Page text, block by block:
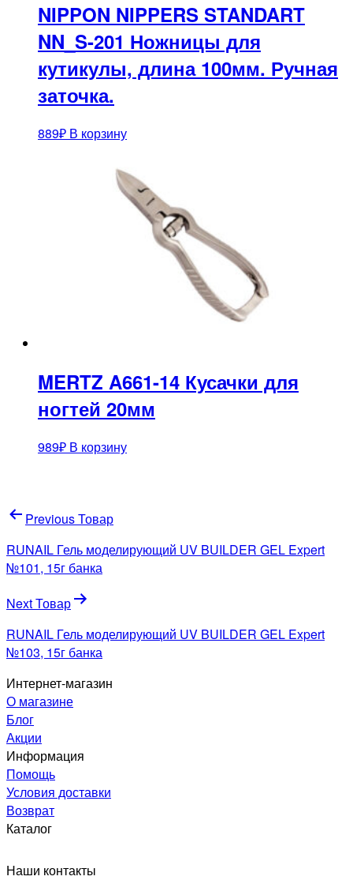
NIPPON NIPPERS STANDART
NN_S-201 Ножницы для
кутикулы, длина 100мм. Ручная
заточка.
889₽ В корзину
MERTZ A661-14 Кусачки для
ногтей 20мм
989₽ В корзину
Навигация
по
записям
Previous Товар
RUNAIL Гель моделирующий UV BUILDER GEL Expert
№101, 15г банка
Next Товар
RUNAIL Гель моделирующий UV BUILDER GEL Expert
№103, 15г банка
Интернет-магазин
О магазине
Блог
Акции
Информация
Помощь
Условия доставки
Возврат
Каталог
Наши контакты